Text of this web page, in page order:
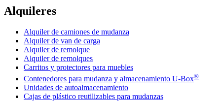
Alquileres
Alquiler de camiones de mudanza
Alquiler de van de carga
Alquiler de remolque
Alquiler de remolques
Carritos y protectores para muebles
Contenedores para mudanza y almacenamiento U-Box®
Unidades de autoalmacenamiento
Cajas de plástico reutilizables para mudanzas